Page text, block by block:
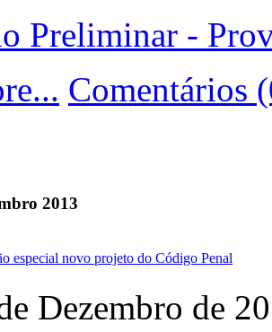
Preliminar -
Comentários
2013
especial novo projeto do Código Penal
Dezembro de